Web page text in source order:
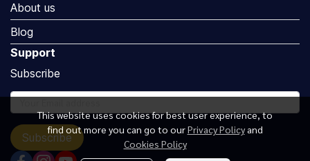
This website uses cookies for best user experience, to
find out more you can go to ourPrivacy Policyand
Cookies Policy
About us
Blog
Support
Subscribe
Subscribe